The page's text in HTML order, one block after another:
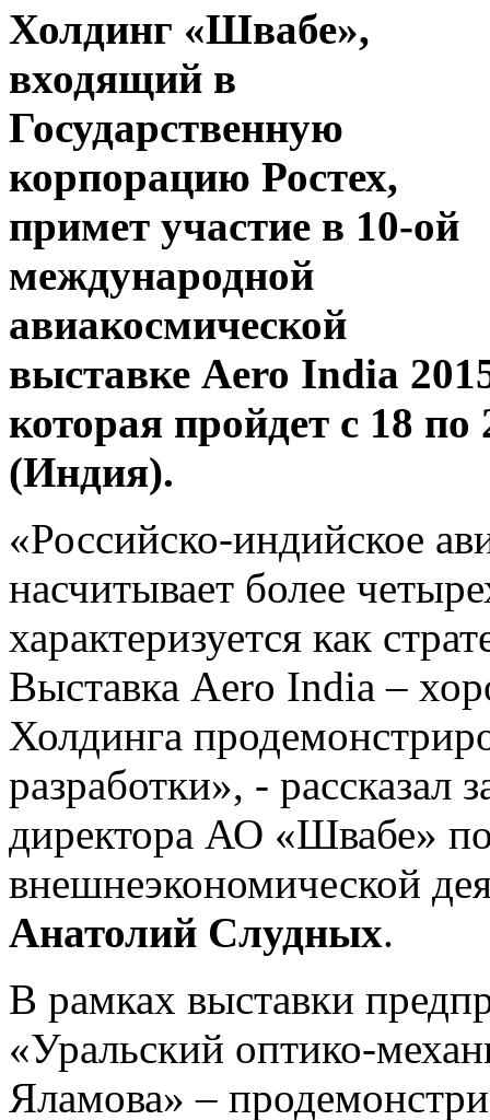
Холдинг «Швабе»,
входящий в
Государственную
корпорацию Ростех,
примет участие в 10-ой
международной
авиакосмической
выставке Aero India
которая пройдет с 18
(Индия).
«Российско-индийское
насчитывает более
характеризуется как
Выставка Aero India –
Холдинга
разработки», - рассказал
директора АО «Швабе»
внешнеэкономической
Анатолий Слудных.
В рамках выставки
«Уральский оптико-
Яламова» –